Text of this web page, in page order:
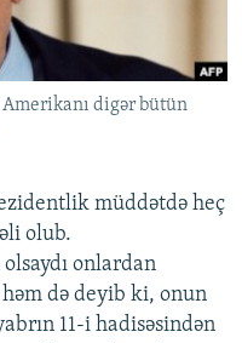
Amerikanı digər bütün
müddətdə heç
olub.
onlardan
də deyib ki, onun
11-i hadisəsindən